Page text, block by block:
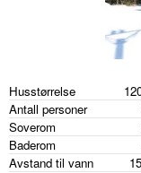
Husstørrelse
Antall personer
Soverom
Baderom
Avstand til vann
15